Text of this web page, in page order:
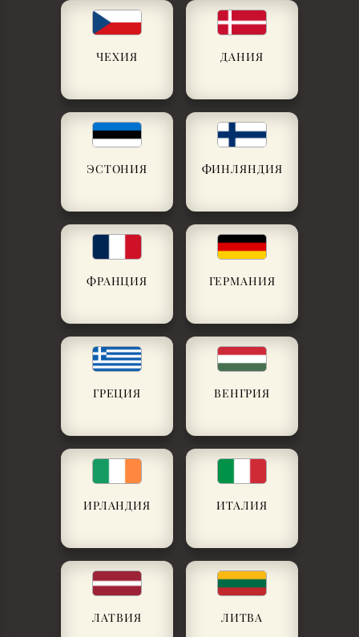
ЧЕХИЯ ДАНИЯ
ЭСТОНИЯ ФИНЛЯНДИЯ
ФРАНЦИЯ ГЕРМАНИЯ
ГРЕЦИЯ ВЕНГРИЯ
ИРЛАНДИЯ ИТАЛИЯ
ЛАТВИЯ ЛИТВА